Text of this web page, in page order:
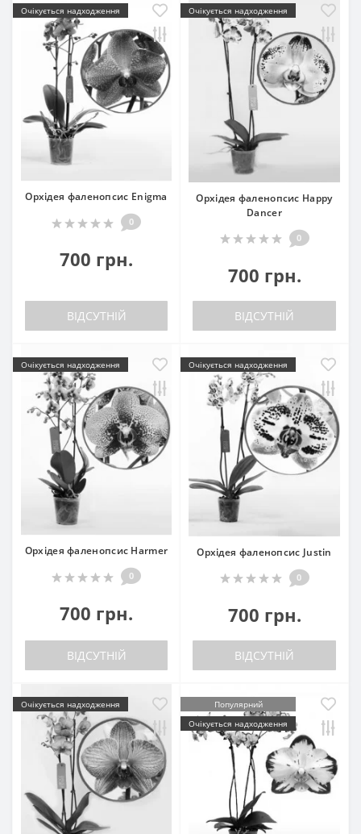
Очікується надходження
Орхідея фаленопсис Enigma
0
700 грн.
ВІДСУТНІЙ
Очікується надходження
Орхідея фаленопсис Happy
Dancer
0
700 грн.
ВІДСУТНІЙ
Очікується надходження
Орхідея фаленопсис Harmer
0
700 грн.
ВІДСУТНІЙ
Очікується надходження
Орхідея фаленопсис Justin
0
700 грн.
ВІДСУТНІЙ
Очікується надходження
Популярний
Очікується надходження